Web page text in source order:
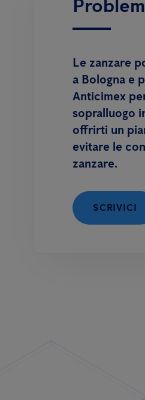
Le zanzare
a Bologna e
Anticimex
sopralluogo
offrirti un
evitare le
zanzare.
SCRIVICI